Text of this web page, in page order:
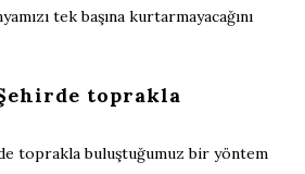
tek başına kurtarmayacağını
toprakla
toprakla buluştuğumuz bir yöntem